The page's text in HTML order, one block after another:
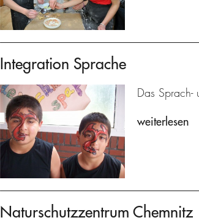
Integration Sprache
Das Sprach-
weiterlesen
Naturschutzzentrum Chemnitz